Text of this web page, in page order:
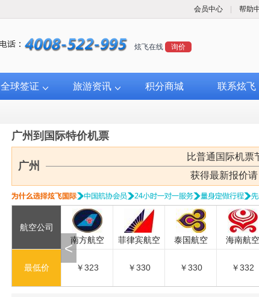
会员中心 帮助
炫飞在线 询价
全球签证 旅游资讯 积分商城 联系炫飞
广州到国际特价机票
广州
比普通国际机票
获得最新报价请
航空公司
最低价
￥323
南方航空
￥323
菲律宾航空
￥330
泰国航空
￥330
海南航空
￥332
<